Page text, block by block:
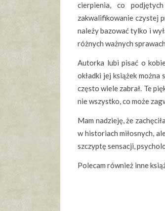
cierpienia, co
zakwalifikowanie czystej
należy bazować tylko i
różnych ważnych
Autorka lubi pisać o
okładki jej książek
często wiele zabrał. Te
nie wszystko, co może
Mam nadzieję, że
w historiach miłosnych,
szczyptę sensacji,
Polecam również inne